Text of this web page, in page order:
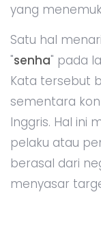
yang
Satu hal
"senha" pada
Kata tersebut
sementara
Inggris. Hal ini
pelaku atau
berasal dari
menyasar